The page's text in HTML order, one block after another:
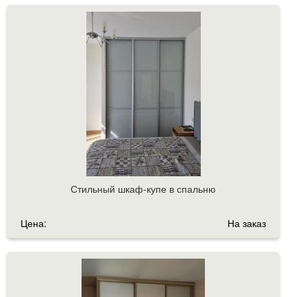
Стильный шкаф-купе в спальню
Цена: На заказ